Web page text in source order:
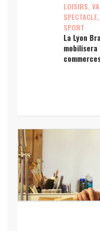
LOISIRS,
SPORT
La Lyon